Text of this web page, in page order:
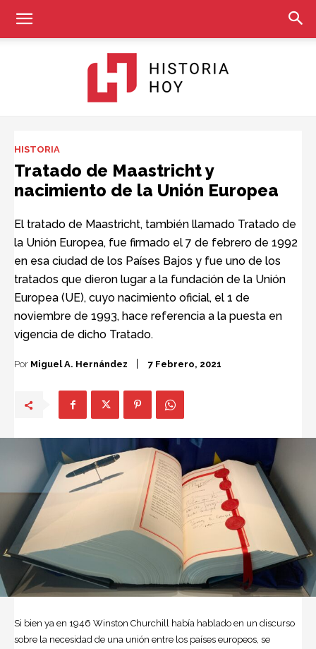
Hoy
HISTORIA
Tratado de Maastricht y
nacimiento de la Unión Europea
El tratado de Maastricht, también llamado Tratado de
la Unión Europea, fue firmado el 7 de febrero de 1992
en esa ciudad de los Países Bajos y fue uno de los
tratados que dieron lugar a la fundación de la Unión
Europea (UE), cuyo nacimiento oficial, el 1 de
noviembre de 1993, hace referencia a la puesta en
vigencia de dicho Tratado.
Por Miguel A. Hernández 7 Febrero, 2021
Si bien ya en 1946 Winston Churchill había hablado en un discurso
sobre la necesidad de una unión entre los países europeos, se